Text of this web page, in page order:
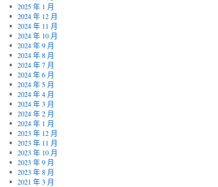
2025 年 1 月
2024 年 12 月
2024 年 11 月
2024 年 10 月
2024 年 9 月
2024 年 8 月
2024 年 7 月
2024 年 6 月
2024 年 5 月
2024 年 4 月
2024 年 3 月
2024 年 2 月
2024 年 1 月
2023 年 12 月
2023 年 11 月
2023 年 10 月
2023 年 9 月
2023 年 8 月
2021 年 3 月